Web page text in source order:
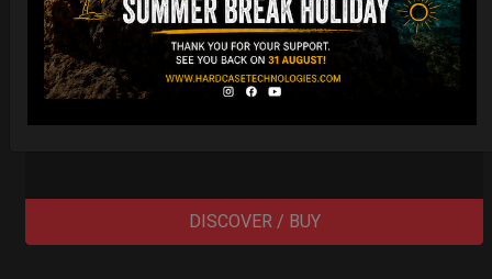
Cargo Hardcase
DISCOVER / BUY